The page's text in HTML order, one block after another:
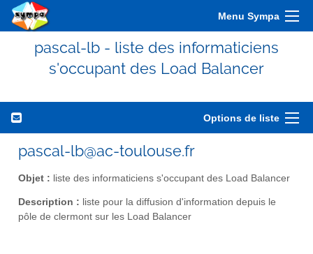
Menu Sympa
pascal-lb - liste des informaticiens
s'occupant des Load Balancer
Options de liste
pascal-lb@ac-toulouse.fr
Objet : liste des informaticiens s'occupant des Load Balancer
Description : liste pour la diffusion d'information depuis le
pôle de clermont sur les Load Balancer